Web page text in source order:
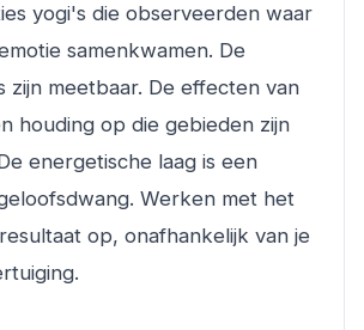
yogi's die observeerden waar
samenkwamen. De
zijn meetbaar. De effecten van
houding op die gebieden zijn
energetische laag is een
Werken met het
op, onafhankelijk van je